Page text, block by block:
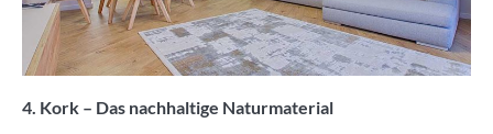
4. Kork – Das nachhaltige Naturmaterial